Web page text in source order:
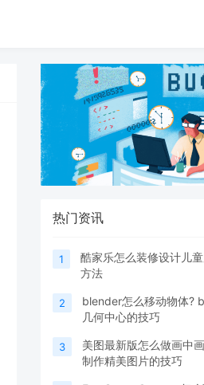
热门资讯
1
酷家乐怎么装修设计儿
方法
2
blender怎么移动物体?
几何中心的技巧
3
美图最新版怎么做画中
制作精美图片的技巧